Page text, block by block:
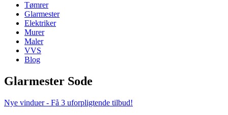
Tømrer
Glarmester
Elektriker
Murer
Maler
VVS
Blog
Glarmester Sode
Nye vinduer - Få 3 uforpligtende tilbud!